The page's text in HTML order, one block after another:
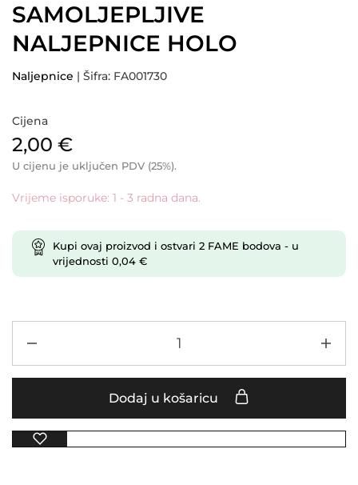
SAMOLJEPLJIVE
NALJEPNICE HOLO
Naljepnice | Šifra: FA001730
Cijena
2,00 €
U cijenu je uključen PDV (25%).
Vrijeme isporuke: 1 - 3 radna dana.
Kupi ovaj proizvod i ostvari 2 FAME bodova - u
vrijednosti 0,04 €
Dodaj u košaricu